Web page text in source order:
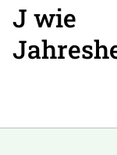
J wie